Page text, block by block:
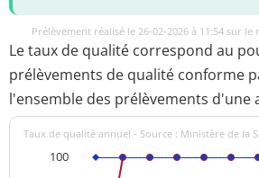
Prélèvement réalisé le 26-02-2026 à 11:54 sur le
Le taux de qualité correspond au
prélèvements de qualité conforme
l'ensemble des prélèvements d'une
Taux de qualité annuel - Source : Ministère de la
100